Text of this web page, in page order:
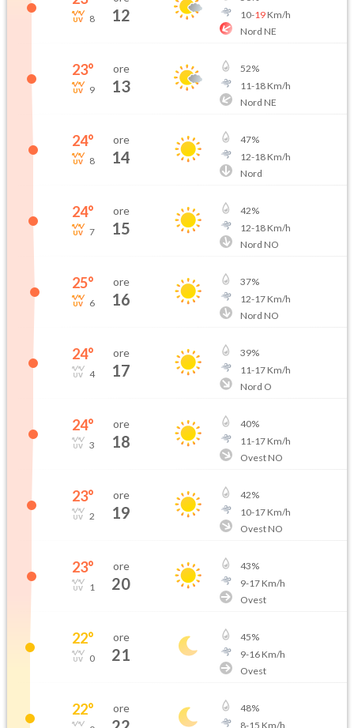
8 12
10-19Km/h
Nord NE
23°
9
ore
13
52%
11-18Km/h
Nord NE
24°
8
ore
14
47%
12-18Km/h
Nord
24°
7
ore
15
42%
12-18Km/h
Nord NO
25°
6
ore
16
37%
12-17Km/h
Nord NO
24°
4
ore
17
39%
11-17Km/h
Nord O
24°
3
ore
18
40%
11-17Km/h
Ovest NO
23°
2
ore
19
42%
10-17Km/h
Ovest NO
23°
1
ore
20
43%
9-17Km/h
Ovest
22°
0
ore
21
45%
9-16Km/h
Ovest
22° ore 48%
8-15 Km/h